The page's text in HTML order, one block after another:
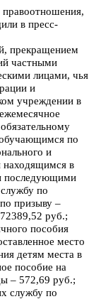
в пресс-
прекращением
частными
лицами, чья
и
учреждении в
обучающимся по
и
находящимся в
последующими
по
призыву –
руб.;
пособия
место
детям места в
пособие на
– 572,69 руб.;
службу по